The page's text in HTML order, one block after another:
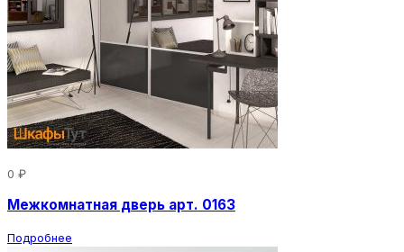
0 ₽
Межкомнатная дверь арт. 0163
Подробнее